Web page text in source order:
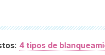
: 4 tipos de